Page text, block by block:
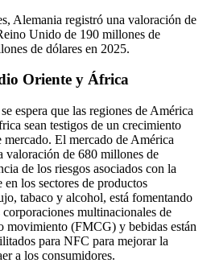
Alemania registró una valoración de
Unido de 190 millones de
de dólares en 2025.
Oriente y África
espera que las regiones de América
sean testigos de un crecimiento
mercado. El mercado de América
valoración de 680 millones de
de los riesgos asociados con la
los sectores de productos
tabaco y alcohol, está fomentando
multinacionales de
movimiento (FMCG) y bebidas están
para NFC para mejorar la
a los consumidores.